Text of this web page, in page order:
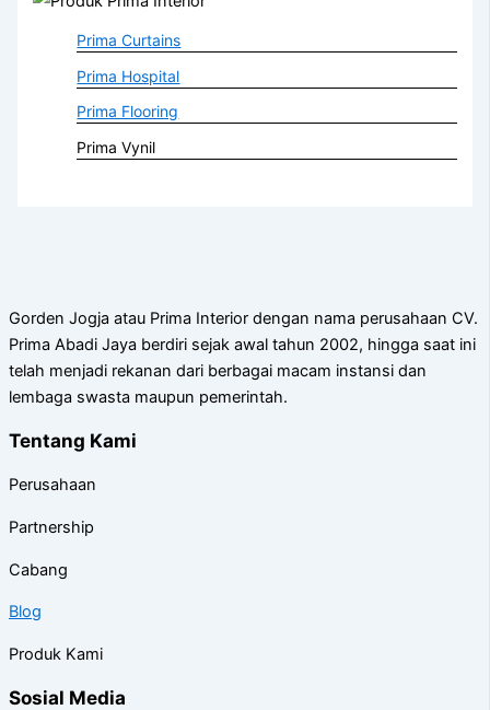
Prima Curtains
Prima Hospital
Prima Flooring
Prima Vynil
Gorden Jogja atau Prima Interior dengan nama perusahaan CV.
Prima Abadi Jaya berdiri sejak awal tahun 2002, hingga saat ini
telah menjadi rekanan dari berbagai macam instansi dan
lembaga swasta maupun pemerintah.
Tentang Kami
Perusahaan
Partnership
Cabang
Blog
Produk Kami
Sosial Media